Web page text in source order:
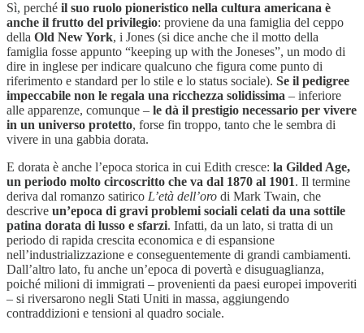
Sì, perché il suo ruolo pioneristico nella cultura americana è
anche il frutto del privilegio: proviene da una famiglia del ceppo
della Old New York, i Jones (si dice anche che il motto della
famiglia fosse appunto “keeping up with the Joneses”, un modo di
dire in inglese per indicare qualcuno che figura come punto di
riferimento e standard per lo stile e lo status sociale). Se il pedigree
impeccabile non le regala una ricchezza solidissima – inferiore
alle apparenze, comunque – le dà il prestigio necessario per vivere
in un universo protetto, forse fin troppo, tanto che le sembra di
vivere in una gabbia dorata.
E dorata è anche l’epoca storica in cui Edith cresce: la Gilded Age,
un periodo molto circoscritto che va dal 1870 al 1901. Il termine
deriva dal romanzo satirico L’età dell’oro di Mark Twain, che
descrive un’epoca di gravi problemi sociali celati da una sottile
patina dorata di lusso e sfarzi. Infatti, da un lato, si tratta di un
periodo di rapida crescita economica e di espansione
nell’industrializzazione e conseguentemente di grandi cambiamenti.
Dall’altro lato, fu anche un’epoca di povertà e disuguaglianza,
poiché milioni di immigrati – provenienti da paesi europei impoveriti
– si riversarono negli Stati Uniti in massa, aggiungendo
contraddizioni e tensioni al quadro sociale.